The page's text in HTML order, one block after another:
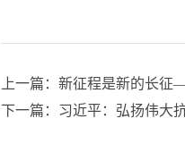
上一篇：新征程是新的长征
下一篇： 习近平：弘扬伟大